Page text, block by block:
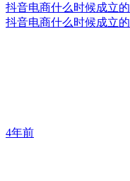
抖音电商什么时候成立的
抖音电商什么时候成立的
4年前